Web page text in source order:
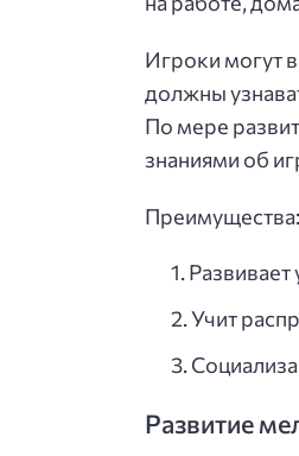
Игроки могут
должны
По мере
знаниями об
Преимущества:
Развивает
Учит
Развитие